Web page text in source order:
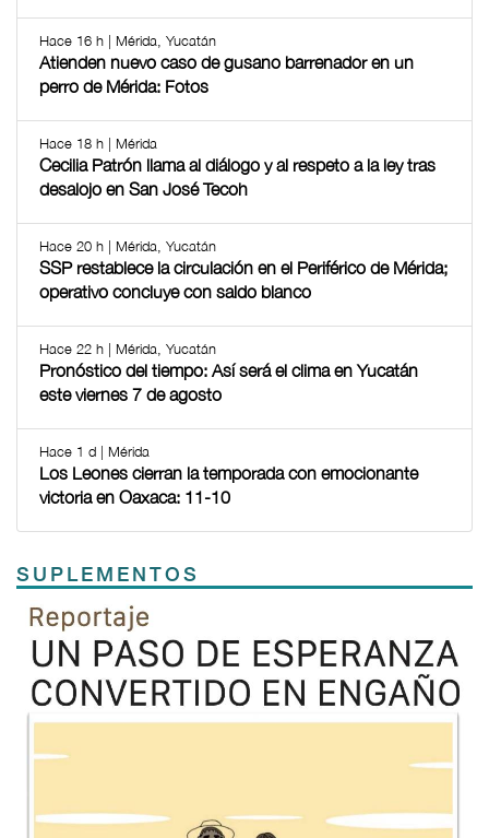
Hace 16 h | Mérida, Yucatán
Atienden nuevo caso de gusano barrenador en un
perro de Mérida: Fotos
Hace 18 h | Mérida
Cecilia Patrón llama al diálogo y al respeto a la ley tras
desalojo en San José Tecoh
Hace 20 h | Mérida, Yucatán
SSP restablece la circulación en el Periférico de Mérida;
operativo concluye con saldo blanco
Hace 22 h | Mérida, Yucatán
Pronóstico del tiempo: Así será el clima en Yucatán
este viernes 7 de agosto
Hace 1 d | Mérida
Los Leones cierran la temporada con emocionante
victoria en Oaxaca: 11-10
SUPLEMENTOS
Previous
TODOS LOS SUPLEMENTOS